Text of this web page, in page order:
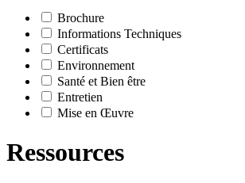
Brochure
Informations Techniques
Certificats
Environnement
Santé et Bien être
Entretien
Mise en Œuvre
Ressources